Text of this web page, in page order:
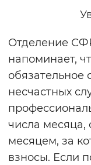
Отделение
напоминает,
обязательное
несчастных
числа
месяцем, за
взносы. Если